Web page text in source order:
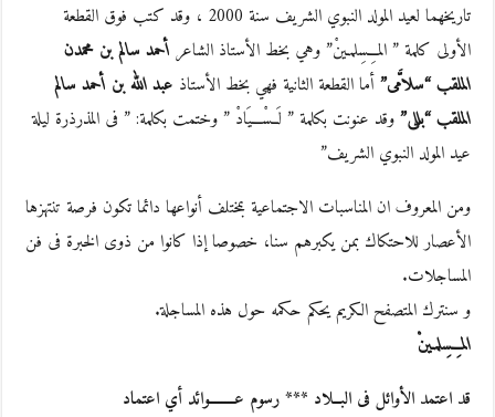
تاريخهما لعيد المولد النبوي الشريف سنة 2000 ، وقد كتب فوق القطعة
الأولى كلمة ” المـِــسِلمـينْ” وهي بخط الأستاذ الشاعر أحمد سالم بن محمدن
الملقب “سلاَّمى”أما القطعة الثانية فهي بخط الأستاذ عبد الله بن أحمد سالم
الملقب “بللى”وقد عنونت بكلمة ” لَــسْـــيَادْ ” وختمت بكلمة: ” فى المذرذرة ليلة
عيد المولد النبوي الشريف”
ومن المعروف ان المناسبات الاجتماعية بمختلف أنواعها دائما تكون فرصة تنتهزها
الأعصار للاحتكاك بمن يكبرهم سنا، خصوصا إذا كانوا من ذوى الخبرة فى فن
المساجلات.
و سنترك المتصفح الكريم يحكم حكمه حول هذه المساجلة.
المـِــسِلمـينْ
قد اعتمد الأوائل فى البــلاد *** رسوم عــــــــوائد أي اعتماد